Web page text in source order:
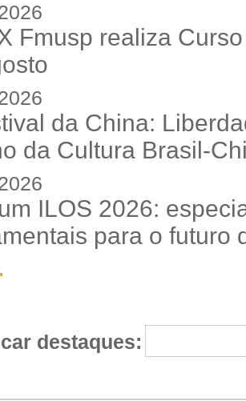
Fmusp realiza
da China:
da Cultura Brasil-
ILOS 2026:
para o futuro
destaques: